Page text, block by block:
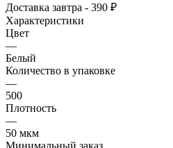
Доставка завтра - 390 ₽
Характеристики
Цвет
—
Белый
Количество в упаковке
—
500
Плотность
—
50 мкм
Минимальный заказ